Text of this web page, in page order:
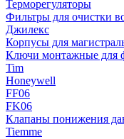
Терморегуляторы
Фильтры для очистки
Джилекс
Корпусы для
Ключи монтажные для
Tim
Honeywell
FF06
FK06
Клапаны понижения
Tiemme